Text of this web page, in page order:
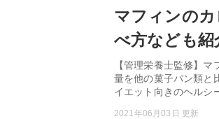
マフィンの
べ方なども紹
【管理栄養士監修】
量を他の菓子パン類と
イエット向きのヘルシ
2021年06月03日 更新